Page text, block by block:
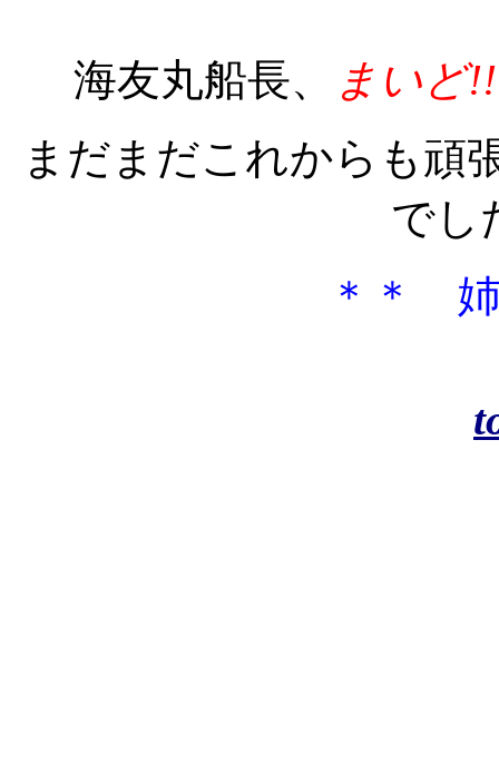
海友丸船長、
まいど
まだまだこれからも
でし
＊＊